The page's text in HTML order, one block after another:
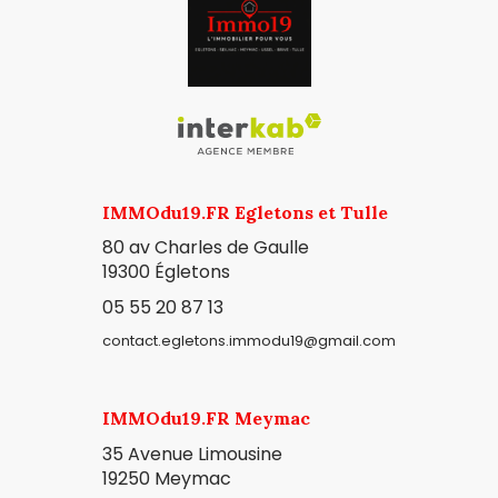
IMMOdu19.FR Egletons et Tulle
80 av Charles de Gaulle
19300 Égletons
05 55 20 87 13
contact.egletons.immodu19@gmail.com
IMMOdu19.FR Meymac
35 Avenue Limousine
19250 Meymac